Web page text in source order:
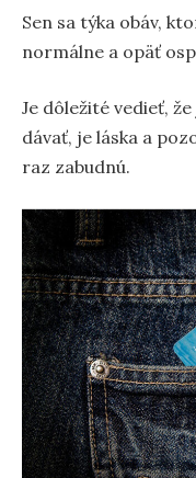
Sen sa týka obáv,
normálne a opäť
Je dôležité vedieť,
dávať, je láska a
raz zabudnú.